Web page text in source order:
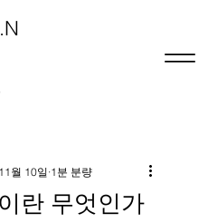
란 무엇인가
월 10일 1분 분량